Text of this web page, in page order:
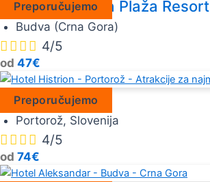
Preporučujemo
Hotel Slovenska Plaža Resort
Budva (Crna Gora)
    4/5
od 47€
Preporučujemo
Hotel Histrion
Portorož, Slovenija
    4/5
od 74€